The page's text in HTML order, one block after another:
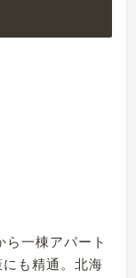
ら一棟アパート
も精通。北海